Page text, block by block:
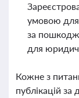
умовою
за
для
Кожне з
публікацій